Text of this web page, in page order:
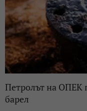
Петролът на ОПЕК
барел